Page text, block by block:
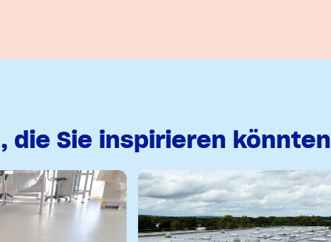
die Sie inspirieren könnten